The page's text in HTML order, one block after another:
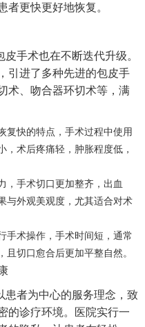
者更快更好地恢复。
手术也在不断迭代升级。
引进了多种先进的包皮手
术、吻合器环切术等，满
复快的特点，手术过程中使用
术后疼痛轻，肿胀程度低，
，手术切口更加整齐，出血
与外观美观度，尤其适合对术
手术操作，手术时间短，通常
切口愈合后更加平整自然。
患者为中心的服务理念，致
的诊疗环境。医院实行一